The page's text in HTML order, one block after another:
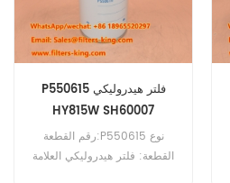
P550615 فلتر هيدروليكي
HY815W SH60007
رقم القطعة:P550615 نوع
القطعة: فلتر هيدروليكي العلامة